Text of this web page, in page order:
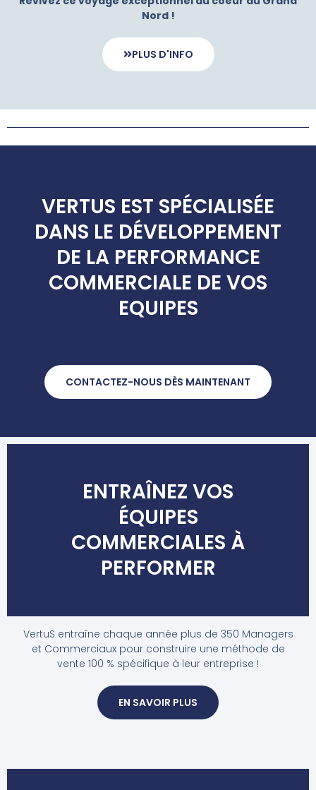
Nord !
PLUS D'INFO
VERTUS EST SPÉCIALISÉE
DANS LE DÉVELOPPEMENT
DE LA PERFORMANCE
COMMERCIALE DE VOS
EQUIPES
CONTACTEZ-NOUS DÈS MAINTENANT
ENTRAÎNEZ VOS
ÉQUIPES
COMMERCIALES À
PERFORMER
VertuS entraîne chaque année plus de 350 Managers
et Commerciaux pour construire une méthode de
vente 100 % spécifique à leur entreprise !
EN SAVOIR PLUS